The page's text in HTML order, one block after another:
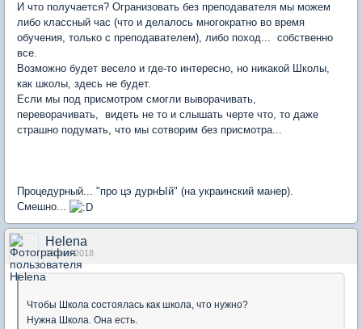
И что получается? Огранизовать без преподавателя мы можем
либо классный час (что и делалось многократно во время
обучения, только с преподавателем), либо поход... собственно
все.
Возможно будет весело и где-то интересно, но никакой Школы,
как школы, здесь не будет.
Если мы под присмотром смогли выворачивать,
переворачивать, видеть не то и слышать черте что, то даже
страшно подумать, что мы сотворим без присмотра...
Процедурный... "про цэ дурнЫй" (на украинский манер).
Смешно...
Helena
16 ноя 2018
Чтобы Школа состоялась как школа, что нужно?
Нужна Школа. Она есть.